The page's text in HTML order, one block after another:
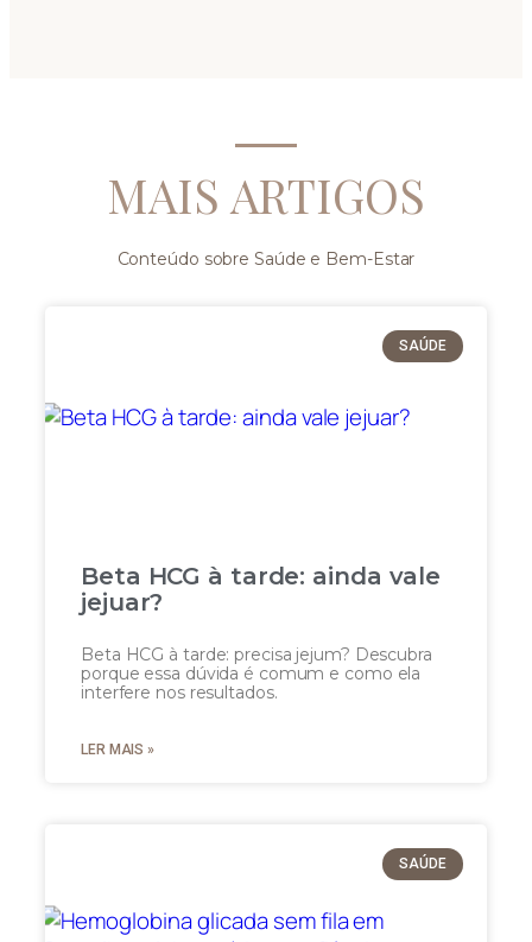
MAIS ARTIGOS
Conteúdo sobre Saúde e Bem-Estar
SAÚDE
Beta HCG à tarde: ainda vale
jejuar?
Beta HCG à tarde: precisa jejum? Descubra
porque essa dúvida é comum e como ela
interfere nos resultados.
LER MAIS »
SAÚDE